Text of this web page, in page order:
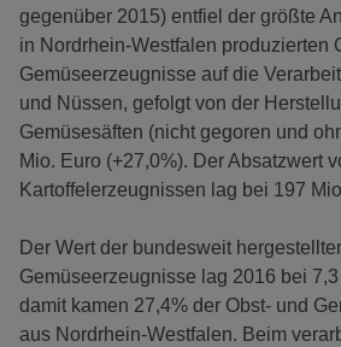
gegenüber 2015) entfiel der größte
in Nordrhein-Westfalen produzierten
Gemüseerzeugnisse auf die
und Nüssen, gefolgt von der
Gemüsesäften (nicht gegoren und
Mio. Euro (+27,0%). Der Absatzwert
Kartoffelerzeugnissen lag bei 197
Der Wert der bundesweit
Gemüseerzeugnisse lag 2016 bei
damit kamen 27,4% der Obst- und
aus Nordrhein-Westfalen. Beim